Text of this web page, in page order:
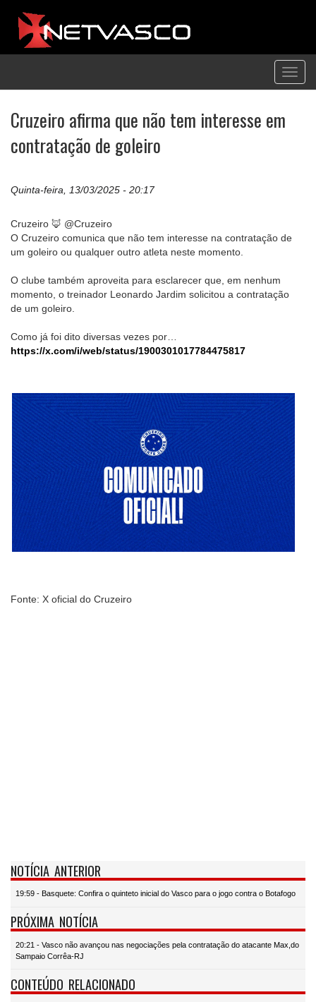
Cruzeiro afirma que não tem interesse em
contratação de goleiro
Quinta-feira, 13/03/2025 - 20:17
Cruzeiro 🦊 @Cruzeiro
O Cruzeiro comunica que não tem interesse na contratação de
um goleiro ou qualquer outro atleta neste momento.
O clube também aproveita para esclarecer que, em nenhum
momento, o treinador Leonardo Jardim solicitou a contratação
de um goleiro.
Como já foi dito diversas vezes por…
https://x.com/i/web/status/1900301017784475817
Fonte: X oficial do Cruzeiro
NOTÍCIA ANTERIOR
19:59 - Basquete: Confira o quinteto inicial do Vasco para o jogo contra o Botafogo
PRÓXIMA NOTÍCIA
20:21 - Vasco não avançou nas negociações pela contratação do atacante Max,do
Sampaio Corrêa-RJ
CONTEÚDO RELACIONADO